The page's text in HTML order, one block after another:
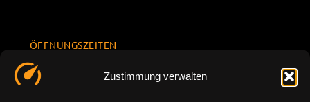
Zustimmung verwalten
ÖFFNUNGSZEITEN
INFORMATION